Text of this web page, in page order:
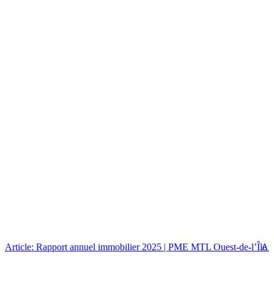
Article: Rapport annuel immobilier 2025 | PME MTL Ouest-de-l’Île